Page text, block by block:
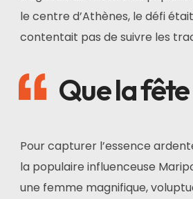
le centre d’Athènes, le défi
contentait pas de suivre les
Que la
Pour capturer l’essence
la populaire influenceuse
une femme magnifique,